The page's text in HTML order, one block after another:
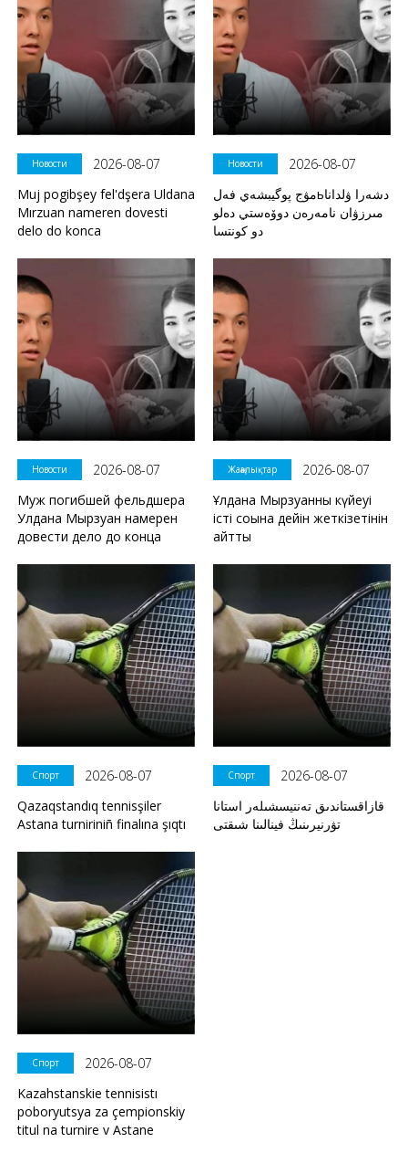
Новости
2026-08-07
Muj pogibşey fel'dşera Uldana
Mırzuan nameren dovesti
delo do konca
Новости
2026-08-07
مۋج پوگيبشەي فەلьدشەرا ۋلدانا
مىرزۋان نامەرەن دوۆەستي دەلو
دو كونتسا
Новости
2026-08-07
Муж погибшей фельдшера
Улдана Мырзуан намерен
довести дело до конца
Жаңалықтар
2026-08-07
Ұлдана Мырзуанның күйеуі
істі соңына дейін жеткізетінін
айтты
Спорт
2026-08-07
Qazaqstandıq tennisşiler
Astana turniriniñ finalına şıqtı
Спорт
2026-08-07
قازاقستاندىق تەننيسشىلەر استانا
تۋرنيرىنىڭ فينالىنا شىقتى
Спорт
2026-08-07
Kazahstanskie tennisistı
poboryutsya za çempionskiy
titul na turnire v Astane